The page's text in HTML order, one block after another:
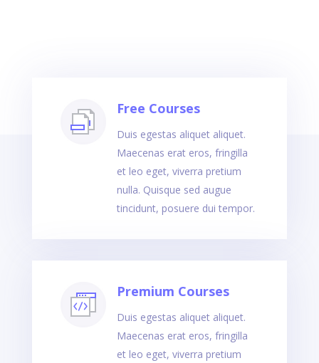
Free Courses
Duis egestas aliquet aliquet.
Maecenas erat eros, fringilla
et leo eget, viverra pretium
nulla. Quisque sed augue
tincidunt, posuere dui tempor.
Premium Courses
Duis egestas aliquet aliquet.
Maecenas erat eros, fringilla
et leo eget, viverra pretium